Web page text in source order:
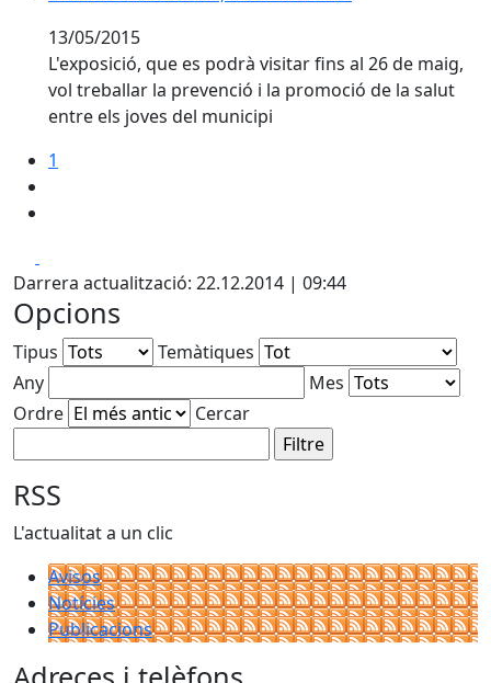
13/05/2015
L'exposició, que es podrà visitar fins al 26 de maig,
vol treballar la prevenció i la promoció de la salut
entre els joves del municipi
1
Darrera actualització: 22.12.2014 | 09:44
Opcions
Tipus
Temàtiques
Any
Mes
Ordre
Cercar
RSS
L'actualitat a un clic
Avisos
Notícies
Publicacions